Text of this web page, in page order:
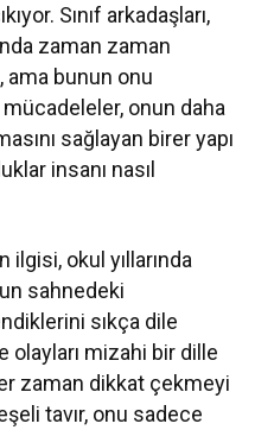
Sınıf arkadaşları,
zaman zaman
ama bunun onu
mücadeleler, onun daha
sağlayan birer yapı
insanı nasıl
ilgisi, okul yıllarında
sahnedeki
sıkça dile
olayları mizahi bir dille
zaman dikkat çekmeyi
tavır, onu sadece